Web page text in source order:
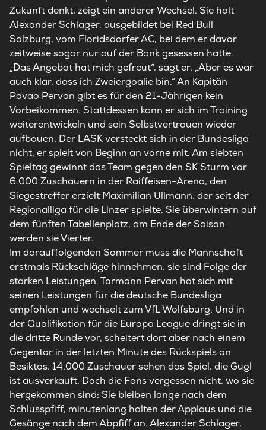
Zukunft denkt, zeigt ein anderer Wechsel. Sie holt
Alexander Schlager, ausgebildet bei Red Bull
Salzburg, vom Floridsdorfer AC, bei dem er davor
zeitweise sogar nur auf der Bank gesessen hatte.
„Das Angebot hat mich gefreut“, sagt er. „Aber es war
auch klar, dass ich Zweiergoalie bin.“ An Kapitän
Pavao Pervan gibt es für den 21-Jährigen kein
Vorbeikommen. Stattdessen kann er sich im Training
weiterentwickeln und sein Selbstvertrauen wieder
aufbauen. Der LASK versteckt sich in der Bundesliga
nicht, er spielt von Beginn an vorne mit. Am siebten
Spieltag gewinnt das Team gegen den SK Sturm vor
6.000 Zuschauern in der Raiffeisen-Arena, den
Siegestreffer erzielt Maximilian Ullmann, der seit der
Regionalliga für die Linzer spielte. Sie überwintern auf
dem fünften Tabellenplatz, am Ende der Saison
werden sie Vierter.
Im darauffolgenden Sommer muss die Mannschaft
erstmals Rückschläge hinnehmen, sie sind Folge der
starken Leistungen. Tormann Pervan hat sich mit
seinen Leistungen für die deutsche Bundesliga
empfohlen und wechselt zum VfL Wolfsburg. Und in
der Qualifikation für die Europa League dringt sie in
die dritte Runde vor, scheitert dort aber nach einem
Gegentor in der letzten Minute des Rückspiels an
Besiktas. 14.000 Zuschauer sehen das Spiel, die Gugl
ist ausverkauft. Doch die Fans vergessen nicht, wo sie
hergekommen sind: Sie bleiben lange nach dem
Schlusspfiff, minutenlang halten der Applaus und die
Gesänge nach dem Abpfiff an. Alexander Schlager,